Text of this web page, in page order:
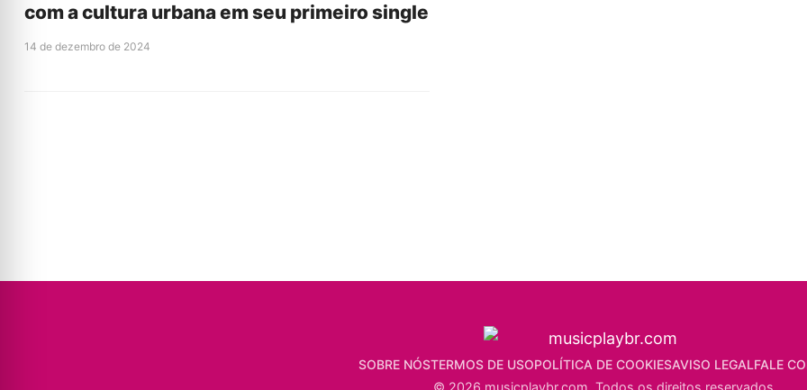
com a cultura urbana em seu primeiro single
14 de dezembro de 2024
SOBRE NÓSTERMOS DE USOPOLÍTICA DE COOKIESAVISO LEGALFALE
© 2026 musicplaybr.com. Todos os direitos reservados.